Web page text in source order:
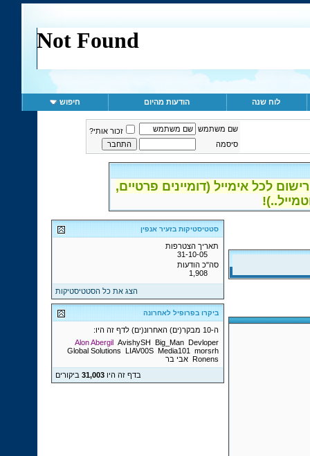
לוח שנה הודעות מהיום חיפוש
שם משתמש
זכור אותי?
סיסמה
לכל אימייל (דומיינים פרטיים,
סטטיסטיקות בזעיר אנפין
תאריך הצטרפות
31-10-05
סה"כ הודעות
1,908
הצג את כל הסטטיסטיקות
ביקרו בפרופיל לאחרונה
ה-10 מבקר(ים) האחרונ(ים) לדף זה היו:
Alon Abergil AvishySH Big_Man Devloper
Global Solutions LIAV00S Media101
morsrh
Ronens אבי בר
בדף זה היו31,003 ביקורים